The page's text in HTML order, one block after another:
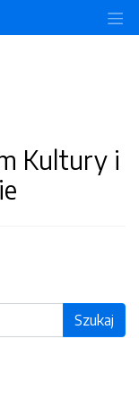
Kultury i
Szukaj